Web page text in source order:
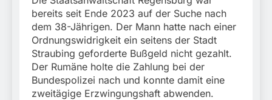
bereits seit Ende 2023 auf der Suche nach
dem 38-Jährigen. Der Mann hatte nach einer
Ordnungswidrigkeit ein seitens der Stadt
Straubing geforderte Bußgeld nicht gezahlt.
Der Rumäne holte die Zahlung bei der
Bundespolizei nach und konnte damit eine
zweitägige Erzwingungshaft abwenden.